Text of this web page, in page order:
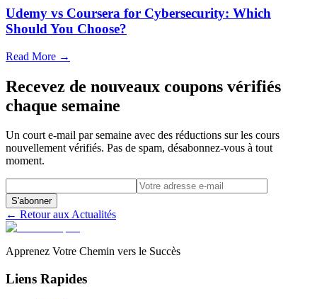
Udemy vs Coursera for Cybersecurity: Which
Should You Choose?
Read More →
Recevez de nouveaux coupons vérifiés
chaque semaine
Un court e-mail par semaine avec des réductions sur les cours
nouvellement vérifiés. Pas de spam, désabonnez-vous à tout
moment.
S'abonner
← Retour aux Actualités
Apprenez Votre Chemin vers le Succès
Liens Rapides